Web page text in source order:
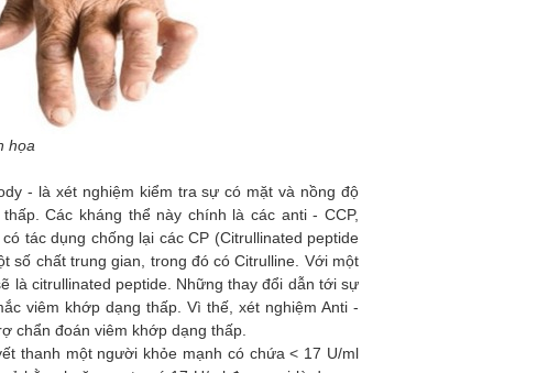
họa
- là xét nghiệm kiểm tra sự có mặt và nồng độ
Các kháng thể này chính là các anti - CCP,
tác dụng chống lại các CP (Citrullinated peptide
số chất trung gian, trong đó có Citrulline. Với một
là citrullinated peptide. Những thay đổi dẫn tới sự
viêm khớp dạng thấp. Vì thế, xét nghiệm Anti -
chẩn đoán viêm khớp dạng thấp.
thanh một người khỏe mạnh có chứa < 17 U/ml